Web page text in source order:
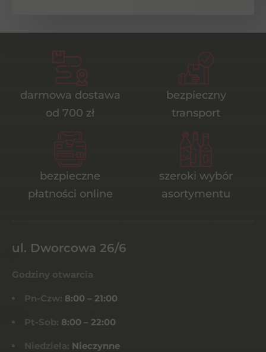
darmowa dostawa
od 700 zł
bezpieczny
transport
bezpieczne
płatności online
szeroki wybór
asortymentu
ul. Dworcowa 26/6
Godziny otwarcia
Pn-Czw: 8:00 – 21:00
Pt-Sob: 8:00 – 22:00
Niedziela: Nieczynne